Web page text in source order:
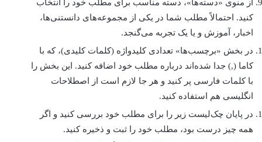
از منوی «دسته‌ها»، دسته مناسب برای مطلب خود را انتخاب
کنید. احتمالاً مطلب شما در يکی از مجموعه‌های دانستنی‌ها،
اخبار، آموزش و یا یک تجربه می‌گنجد.
در بخش «برچسب‌ها» تعدادی کليدواژه (کلمات کلیدی)، که با
کاما (,) جدا شده‌اند درباره مطلب خود اضافه کنيد. اين بخش را
با کلمات فارسی پر کنيد و هر جا لازم است از اصطلاحات
انگليسی هم استفاده کنيد.
در پايان چک‌ليست زير را برای مطلب خود بررسی کنيد و اگر
همه چيز درست بود، مطلب خود را ثبت و ذخیره کنيد.